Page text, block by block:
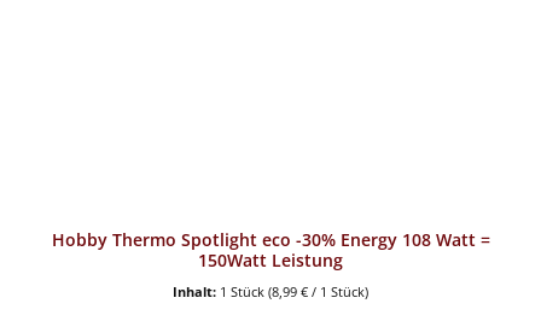
Hobby Thermo Spotlight eco -30% Energy 108 Watt =
150Watt Leistung
Inhalt: 1 Stück (8,99 € / 1 Stück)